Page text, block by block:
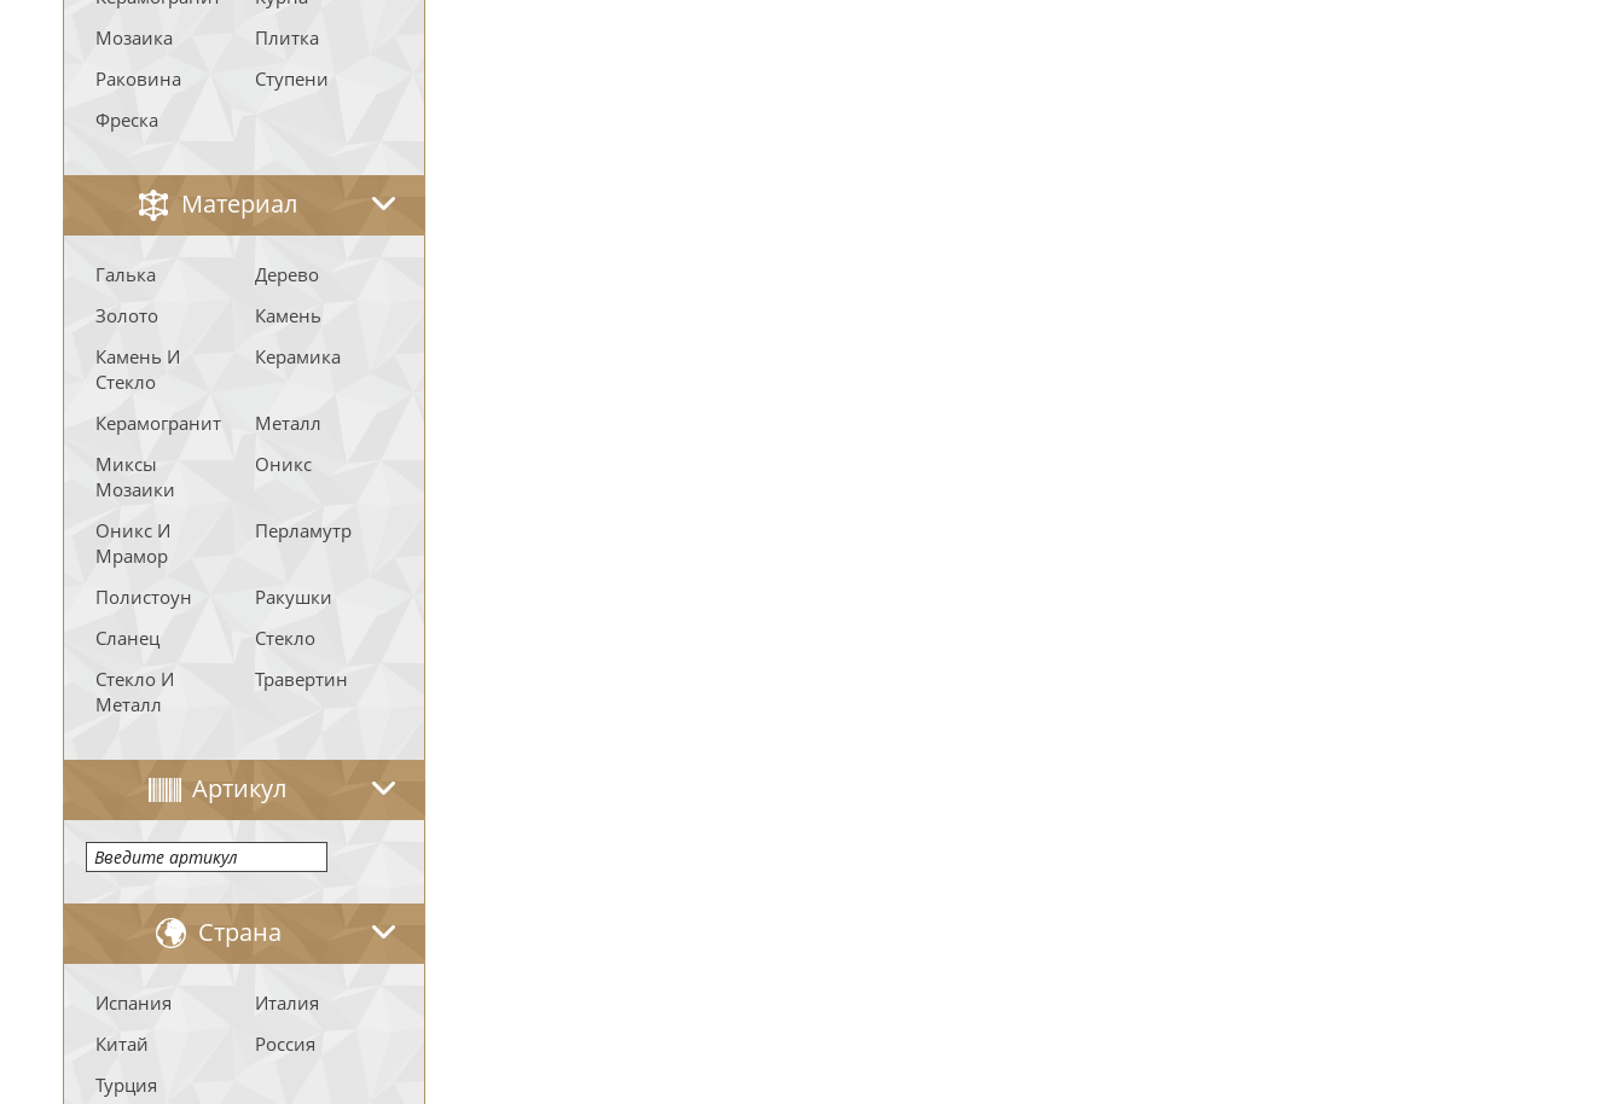
Мозаика
Плитка
Раковина
Ступени
Фреска
Материал
Галька
Дерево
Золото
Камень
Камень И
Стекло
Керамика
Керамогранит
Металл
Миксы
Мозаики
Оникс
Оникс И
Мрамор
Перламутр
Полистоун
Ракушки
Сланец
Стекло
Стекло И
Металл
Травертин
Артикул
Страна
Испания
Италия
Китай
Россия
Турция